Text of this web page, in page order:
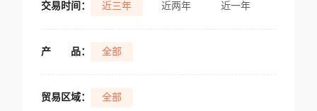
交易时间： 近三年 近两年 近一年
产 品： 全部
贸易区域： 全部